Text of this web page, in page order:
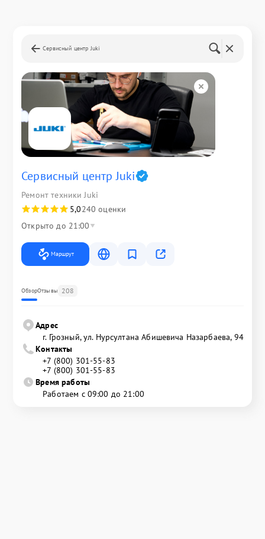
Сервисный центр Juki
Сервисный центр Juki
Ремонт техники Juki
5,0240 оценки
Открыто до 21:00
Маршрут
ОбзорОтзывы 208
Адрес
г. Грозный, ул. Нурсултана Абишевича Назарбаева, 94
Контакты
+7 (800) 301-55-83
+7 (800) 301-55-83
Время работы
Работаем с 09:00 до 21:00